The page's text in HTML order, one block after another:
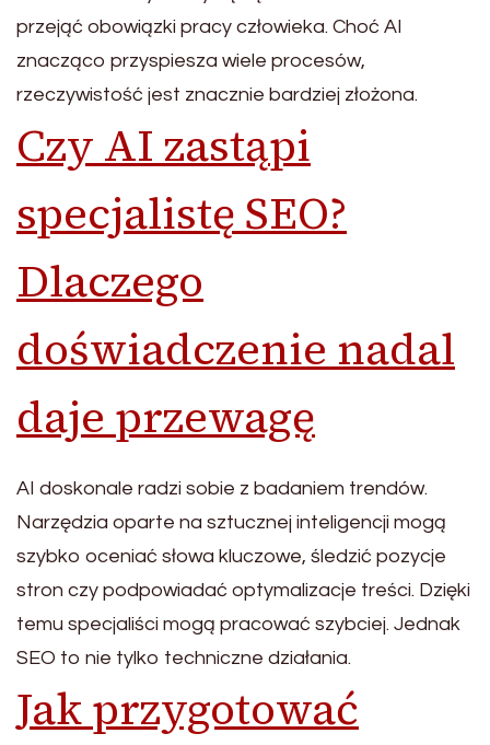
przejąć obowiązki pracy człowieka. Choć AI
znacząco przyspiesza wiele procesów,
rzeczywistość jest znacznie bardziej złożona.
Czy AI zastąpi
specjalistę SEO?
Dlaczego
doświadczenie nadal
daje przewagę
AI doskonale radzi sobie z badaniem trendów.
Narzędzia oparte na sztucznej inteligencji mogą
szybko oceniać słowa kluczowe, śledzić pozycje
stron czy podpowiadać optymalizacje treści. Dzięki
temu specjaliści mogą pracować szybciej. Jednak
SEO to nie tylko techniczne działania.
Jak przygotować